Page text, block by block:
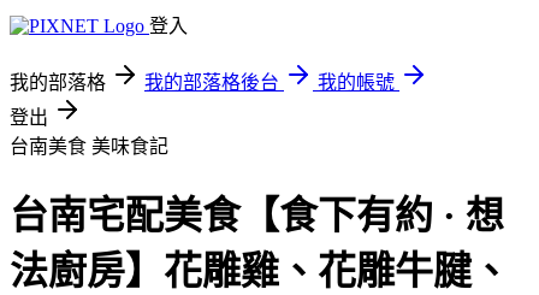
登入
我的部落格 我的部落格後台
我的帳號
登出
台南美食 美味食記
台南宅配美食【食下有約 · 想
法廚房】花雕雞、花雕牛腱、